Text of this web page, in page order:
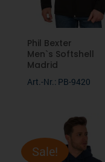
Phil Bexter
Men`s Softshell
Madrid
Art.-Nr.: PB-9420
Sale!